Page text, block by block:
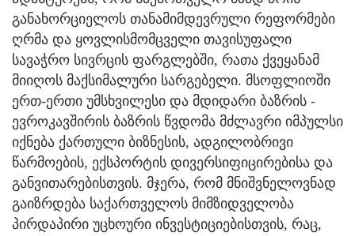
განახორციელოს თანამიმდევრული რეფორმები
ღრმა და ყოვლისმომცველი თავისუფალი
სავაჭრო სივრცის ფარგლებში, რათა ქვეყანამ
მიიღოს მაქსიმალური სარგებელი. მსოფლიოში
ერთ-ერთი უმსხვილესი და მდიდარი ბაზრის -
ევროკავშირის ბაზრის წვდომა მძლავრი იმპულსი
იქნება ქართული ბიზნესის, ადგილობრივი
წარმოების, ექსპორტის დივერსიფიცირებისა და
განვითარებისთვის. მჯერა, რომ მნიშვნელოვნად
გაიზრდება საქართველოს მიმზიდველობა
პირდაპირი უცხოური ინვესტიციებისთვის, რაც,